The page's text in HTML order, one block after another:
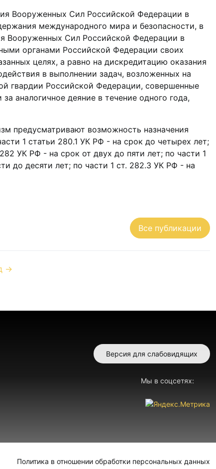
Вооруженных Сил Российской Федерации в
международного мира и безопасности, в
Вооруженных Сил Российской Федерации в
органами Российской Федерации своих
целях, а равно на дискредитацию оказания
в выполнении задач, возложенных на
гвардии Российской Федерации, совершенные
аналогичное деяние в течение одного года,
предусматривают возможность назначения
1 статьи 280.1 УК РФ - на срок до четырех лет;
УК РФ - на срок от двух до пяти лет; по части 1
до десяти лет; по части 1 ст. 282.3 УК РФ - на
Все публикации
→
Версия для слабовидящих
Мы в соцсетях:
Политика в отношении обработки персональных данных